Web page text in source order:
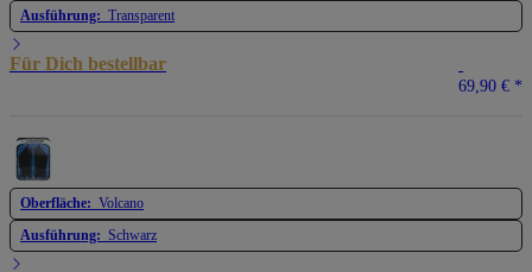
Ausführung: Transparent
Für Dich bestellbar
69,90 € *
Oberfläche: Volcano
Ausführung: Schwarz